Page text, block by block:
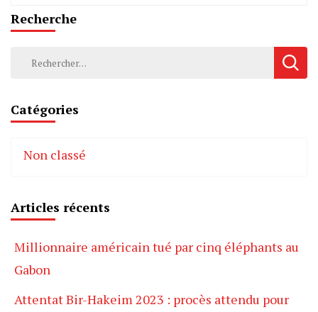
Recherche
Rechercher :
Catégories
Non classé
Articles récents
Millionnaire américain tué par cinq éléphants au
Gabon
Attentat Bir-Hakeim 2023 : procès attendu pour